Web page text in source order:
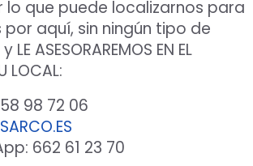
lo que puede localizarnos para
aquí, sin ningún tipo de
ASESORAREMOS EN EL
LOCAL:
98 72 06
662 61 23 70